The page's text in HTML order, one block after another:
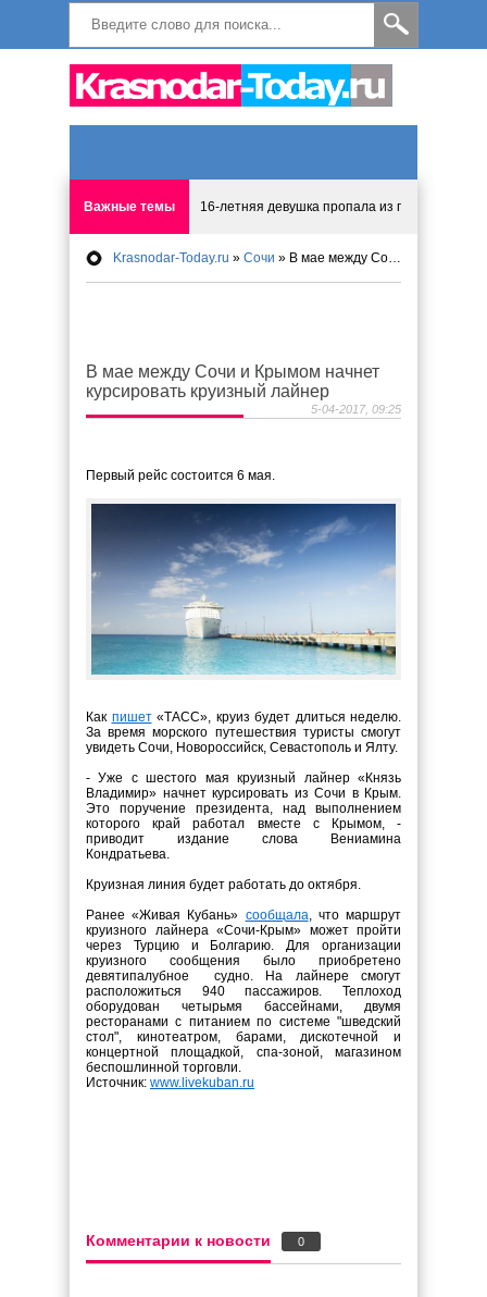
Важные темы 16-летняя девушка пропала из палаточного
Вирусу Коксаки ставят заслон в аэропорту
Новый вирус атакует смартфоны жителей
Krasnodar-Today.ru » Сочи » В мае между Сочи и Крымом начнет курсировать круизный лайнер
В мае между Сочи и Крымом начнет
курсировать круизный лайнер
5-04-2017, 09:25
Первый рейс состоится 6 мая.
Как пишет«ТАСС», круиз будет длиться неделю.
За время морского путешествия туристы смогут
увидеть Сочи, Новороссийск, Севастополь и Ялту.
- Уже с шестого мая круизный лайнер «Князь
Владимир» начнет курсировать из Сочи в Крым.
Это поручение президента, над выполнением
которого край работал вместе с Крымом, -
приводит издание слова Вениамина
Кондратьева.
Круизная линия будет работать до октября.
Ранее «Живая Кубань» сообщала, что маршрут
круизного лайнера «Сочи-Крым» может пройти
через Турцию и Болгарию. Для организации
круизного сообщения было приобретено
девятипалубное судно. На лайнере смогут
расположиться 940 пассажиров. Теплоход
оборудован четырьмя бассейнами, двумя
ресторанами с питанием по системе "шведский
стол", кинотеатром, барами, дискотечной и
концертной площадкой, спа-зоной, магазином
беспошлинной торговли.
Источник: www.livekuban.ru
Комментарии к новости 0